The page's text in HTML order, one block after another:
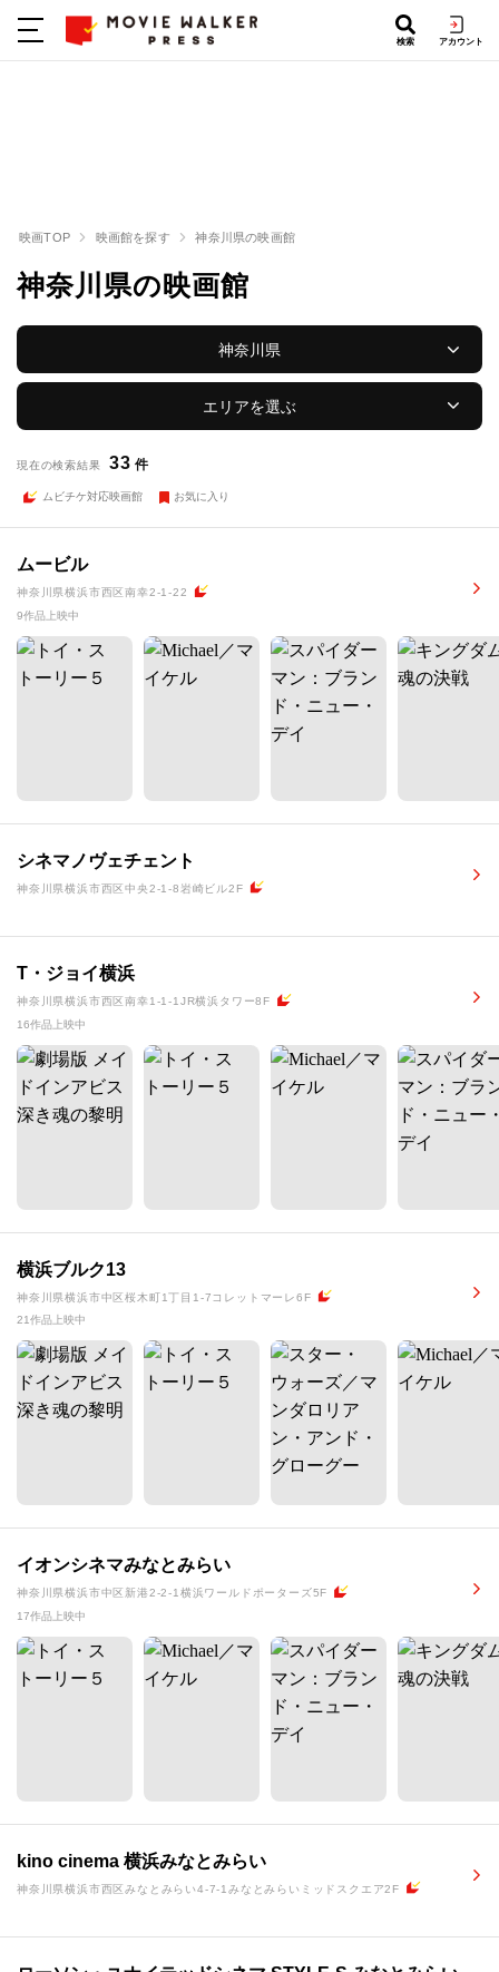
検索 アカウント
映画TOP 映画館を探す 神奈川県の映画館
神奈川県の映画館
神奈川県
エリアを選ぶ
現在の検索結果 33 件
ムビチケ対応映画館 お気に入り
ムービル
神奈川県横浜市西区南幸2-1-22
9作品上映中
シネマノヴェチェント
神奈川県横浜市西区中央2-1-8岩崎ビル2F
T・ジョイ横浜
神奈川県横浜市西区南幸1-1-1JR横浜タワー8F
16作品上映中
横浜ブルク13
神奈川県横浜市中区桜木町1丁目1-7コレットマーレ6F
21作品上映中
イオンシネマみなとみらい
神奈川県横浜市中区新港2-2-1横浜ワールドポーターズ5F
17作品上映中
kino cinema 横浜みなとみらい
神奈川県横浜市西区みなとみらい4-7-1みなとみらいミッドスクエア2F